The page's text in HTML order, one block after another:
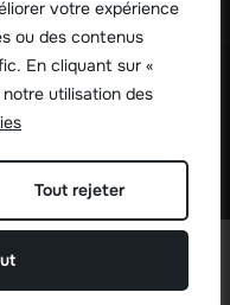
votre expérience
ou des contenus
En cliquant sur «
utilisation des
Tout rejeter
!
2026